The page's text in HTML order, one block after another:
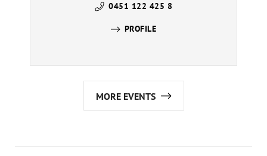
0451 122 425 8
PROFILE
MORE EVENTS